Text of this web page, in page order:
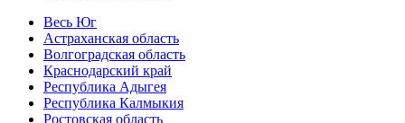
Весь Юг
Астраханская область
Волгоградская область
Краснодарский край
Республика Адыгея
Республика Калмыкия
Ростовская область